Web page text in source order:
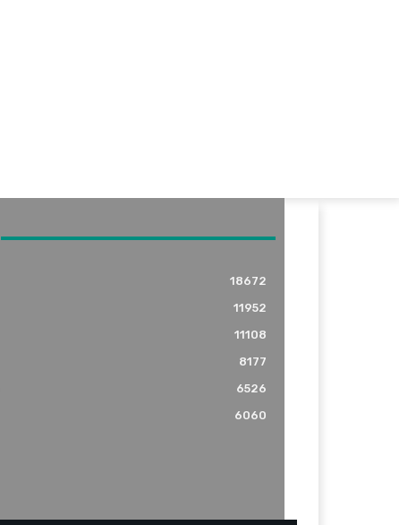
18672
11952
11108
8177
6526
6060